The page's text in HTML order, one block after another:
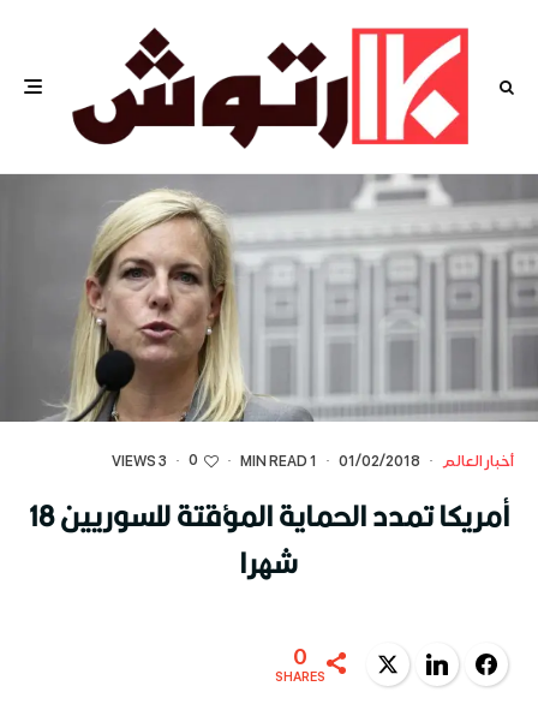
أخبار العالم ·
01/02/2018
·
1 MIN READ
·
0
·
3 VIEWS
أمريكا تمدد الحماية المؤقتة للسوريين 18
شهرا
Facebook
LinkedIn
Twitter
0
SHARES